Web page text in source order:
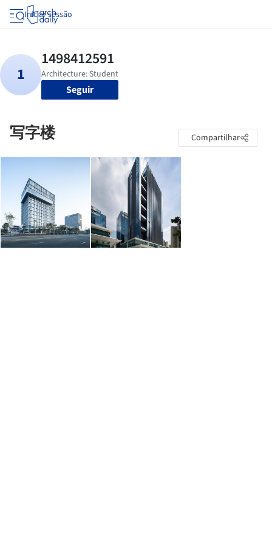
Iniciar sessão
Seguir
写字楼 Compartilhar